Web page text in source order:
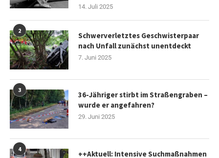
14. Juli 2025
2
Schwerverletztes Geschwisterpaar
nach Unfall zunächst unentdeckt
7. Juni 2025
3
36-Jähriger stirbt im Straßengraben –
wurde er angefahren?
29. Juni 2025
4
++Aktuell: Intensive Suchmaßnahmen